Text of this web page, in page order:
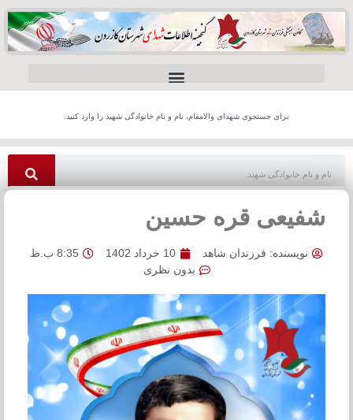
برای جستجوی شهدای والامقام، نام و نام خانوادگی شهید را وارد کنید.
شفیعی قره حسین
نویسنده: فرزندان شاهد 10 خرداد 1402
8:35 ب.ظ
بدون نظری